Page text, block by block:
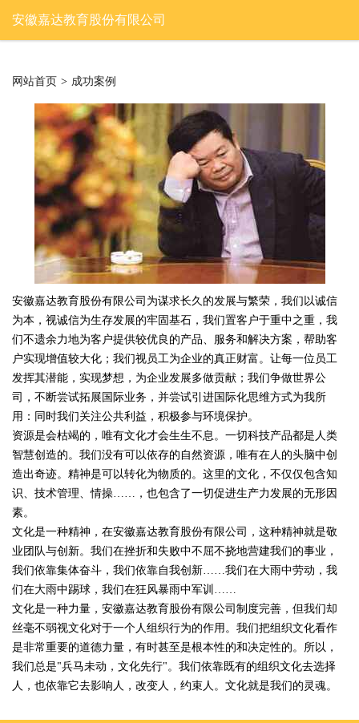
安徽嘉达教育股份有限公司
网站首页 > 成功案例
安徽嘉达教育股份有限公司为谋求长久的发展与繁荣，我们以诚信
为本，视诚信为生存发展的牢固基石，我们置客户于重中之重，我
们不遗余力地为客户提供较优良的产品、服务和解决方案，帮助客
户实现增值较大化；我们视员工为企业的真正财富。让每一位员工
发挥其潜能，实现梦想，为企业发展多做贡献；我们争做世界公
司，不断尝试拓展国际业务，并尝试引进国际化思维方式为我所
用：同时我们关注公共利益，积极参与环境保护。
资源是会枯竭的，唯有文化才会生生不息。一切科技产品都是人类
智慧创造的。我们没有可以依存的自然资源，唯有在人的头脑中创
造出奇迹。精神是可以转化为物质的。这里的文化，不仅仅包含知
识、技术管理、情操……，也包含了一切促进生产力发展的无形因
素。
文化是一种精神，在安徽嘉达教育股份有限公司，这种精神就是敬
业团队与创新。我们在挫折和失败中不屈不挠地营建我们的事业，
我们依靠集体奋斗，我们依靠自我创新……我们在大雨中劳动，我
们在大雨中踢球，我们在狂风暴雨中军训……
文化是一种力量，安徽嘉达教育股份有限公司制度完善，但我们却
丝毫不弱视文化对于一个人组织行为的作用。我们把组织文化看作
是非常重要的道德力量，有时甚至是根本性的和决定性的。所以，
我们总是"兵马未动，文化先行"。我们依靠既有的组织文化去选择
人，也依靠它去影响人，改变人，约束人。文化就是我们的灵魂。